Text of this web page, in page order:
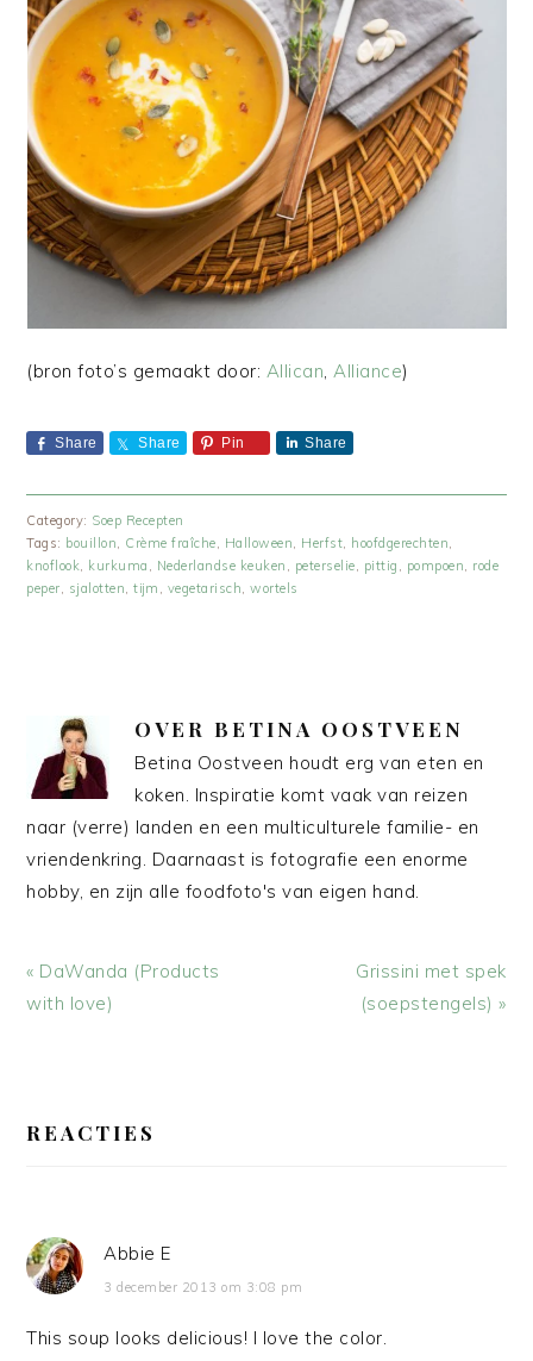
(bron foto’s gemaakt door: Allican Alliance)
Share Share Pin Share
Category: Soep Recepten
Tags: bouillon Crème fraîche Halloween Herfst hoofdgerechten
knoflook
kurkuma Nederlandse keuken peterselie pittig pompoen
rode
peper
sjalotten ,tijm vegetarisch ,wortels
OVER BETINA OOSTVEEN
Betina Oostveen houdt erg van eten en
koken. Inspiratie komt vaak van reizen
naar (verre) landen en een multiculturele familie- en
vriendenkring. Daarnaast is fotografie een enorme
hobby, en zijn alle foodfoto's van eigen hand.
Vorig
bericht:
« DaWanda (Products
with love)
Volgend
bericht:
Grissini met spek
(soepstengels) »
INTERACTIES
REACTIES
Abbie E
3 december 2013 om 3:08 pm
This soup looks delicious! I love the color.